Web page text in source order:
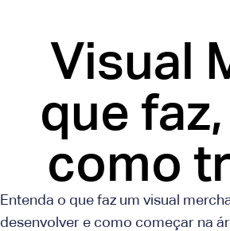
Visual
que
como
Entenda o que faz um visual
desenvolver e como começar na